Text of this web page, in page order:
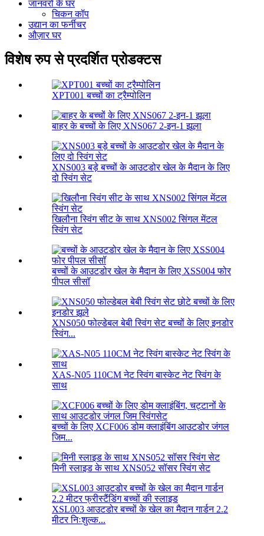
जानवरों के घर
चिकन कॉप
उद्यान का फर्नीचर
औज़ार घर
विशेष रुप से प्रदर्शित प्रोडक्टस
XPT001 बच्चों का ट्रैम्पोलिन
बाहर के बच्चों के लिए XNS067 2-इन-1 झूला
XNS003 बड़े बच्चों के आउटडोर खेल के मैदान के लिए
दो स्विंग सेट
खिलौना स्विंग सीट के साथ XNS002 सिंगल मेंटल
स्विंग सेट
बच्चों के आउटडोर खेल के मैदान के लिए XSS004 फोर
पीपल सीसॉ
XNS050 फोल्डेबल बेबी स्विंग सेट बच्चों के लिए इनडोर
स्विंग...
XAS-N05 110CM नेट स्विंग बास्केट नेट स्विंग के
साथ
बच्चों के लिए XCF006 डोम क्लाइंबिंग आउटडोर जंगल
जिम...
मिनी स्लाइड के साथ XNS052 सॉसर स्विंग सेट
XSL003 आउटडोर बच्चों के खेल का मैदान गार्डन 2.2
मीटर निःशुल्क...